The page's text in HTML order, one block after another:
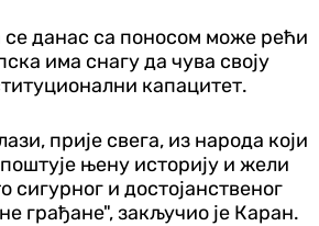
се данас са поносом може рећи
има снагу да чува своју
капацитет.
прије свега, из народа који
поштује њену историју и жели
сигурног и достојанственог
грађане", закључио је Каран.